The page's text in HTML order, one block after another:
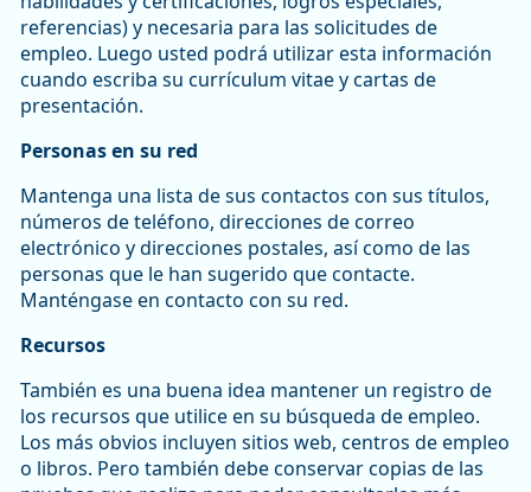
referencias) y necesaria para las solicitudes de
empleo. Luego usted podrá utilizar esta información
cuando escriba su currículum vitae y cartas de
presentación.
Personas en su red
Mantenga una lista de sus contactos con sus títulos,
números de teléfono, direcciones de correo
electrónico y direcciones postales, así como de las
personas que le han sugerido que contacte.
Manténgase en contacto con su red.
Recursos
También es una buena idea mantener un registro de
los recursos que utilice en su búsqueda de empleo.
Los más obvios incluyen sitios web, centros de empleo
o libros. Pero también debe conservar copias de las